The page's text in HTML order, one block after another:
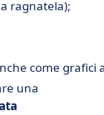
ragnatela);
come grafici
una